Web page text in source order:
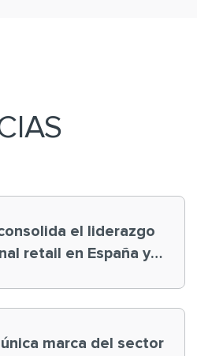
el liderazgo
retail en España y
marca del sector